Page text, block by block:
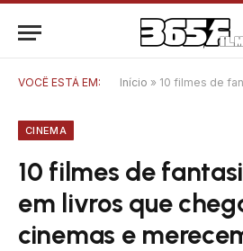
VOCÊ ESTÁ EM: Início » 10 filmes de fantasia baseados
CINEMA
10 filmes de
em livros que
cinemas e